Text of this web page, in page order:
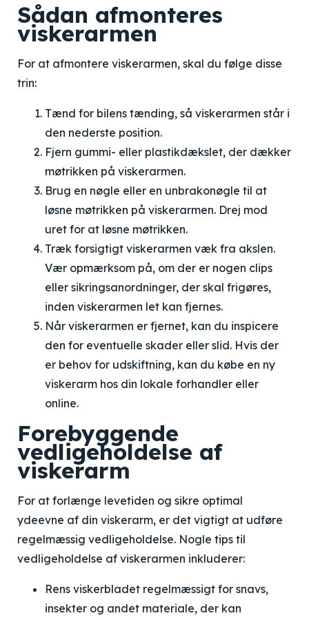
Sådan afmonteres
viskerarmen
For at afmontere viskerarmen, skal du følge disse
trin:
Tænd for bilens tænding, så viskerarmen står i
den nederste position.
Fjern gummi- eller plastikdækslet, der dækker
møtrikken på viskerarmen.
Brug en nøgle eller en unbrakonøgle til at
løsne møtrikken på viskerarmen. Drej mod
uret for at løsne møtrikken.
Træk forsigtigt viskerarmen væk fra akslen.
Vær opmærksom på, om der er nogen clips
eller sikringsanordninger, der skal frigøres,
inden viskerarmen let kan fjernes.
Når viskerarmen er fjernet, kan du inspicere
den for eventuelle skader eller slid. Hvis der
er behov for udskiftning, kan du købe en ny
viskerarm hos din lokale forhandler eller
online.
Forebyggende
vedligeholdelse af
viskerarm
For at forlænge levetiden og sikre optimal
ydeevne af din viskerarm, er det vigtigt at udføre
regelmæssig vedligeholdelse. Nogle tips til
vedligeholdelse af viskerarmen inkluderer:
Rens viskerbladet regelmæssigt for snavs,
insekter og andet materiale, der kan